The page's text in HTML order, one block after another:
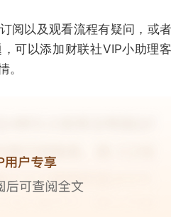
阅以及观看流程有疑问，或者
可以添加财联社VIP小助理客
。